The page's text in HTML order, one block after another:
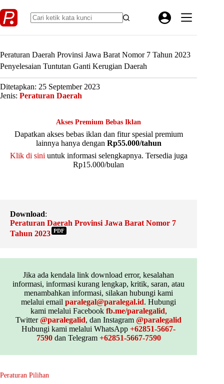
to
content
Peraturan Daerah Provinsi Jawa Barat Nomor 7 Tahun 2023
Penyelesaian Tuntutan Ganti Kerugian Daerah
Ditetapkan: 25 September 2023
Jenis: Peraturan Daerah
Akses Premium Bebas Iklan
Dapatkan akses bebas iklan dan fitur spesial premium
lainnya hanya dengan Rp55.000/tahun
Klik di sini untuk informasi selengkapnya. Tersedia juga
Rp15.000/bulan
Download:
Peraturan Daerah Provinsi Jawa Barat Nomor 7
Tahun 2023 PDF
Jika ada kendala link download error, kesalahan
informasi, informasi kurang lengkap, kritik, saran, atau
menambahkan informasi, silakan hubungi kami
melalui emailparalegal@paralegal.id. Hubungi
kami melalui Facebook fb.me/paralegalid,
Twitter@paralegalid, dan Instagram@paralegalid
Hubungi kami melalui WhatsApp+62851-5667-
7590dan Telegram +62851-5667-7590
Peraturan Pilihan